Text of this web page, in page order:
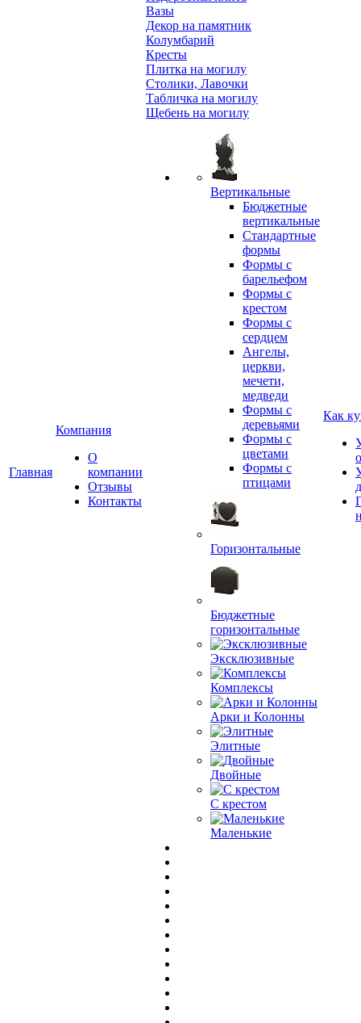
Главная
Компания
О
компании
Отзывы
Контакты
Вазы
Декор на памятник
Колумбарий
Кресты
Плитка на могилу
Столики, Лавочки
Табличка на могилу
Щебень на могилу
Вертикальные
Бюджетные
вертикальные
Стандартные
формы
Формы с
барельефом
Формы с
крестом
Формы с
сердцем
Ангелы,
церкви,
мечети,
медведи
Формы с
деревьями
Формы с
цветами
Формы с
птицами
Горизонтальные
Бюджетные
горизонтальные
Эксклюзивные
Комплексы
Арки и Колонны
Элитные
Двойные
С крестом
Маленькие
Как